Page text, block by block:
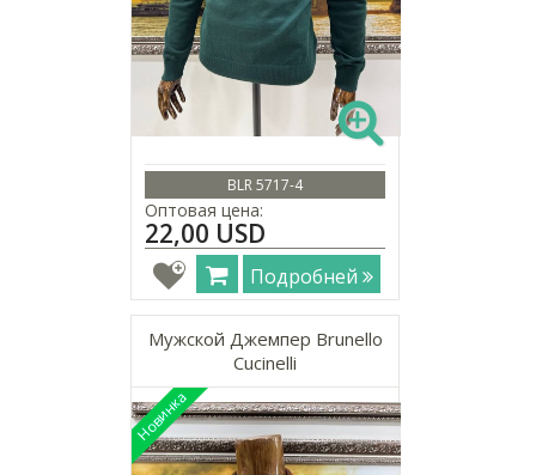
BLR 5717-4
Оптовая цена:
22,00 USD
Подробней
Мужской Джемпер Brunello
Cucinelli